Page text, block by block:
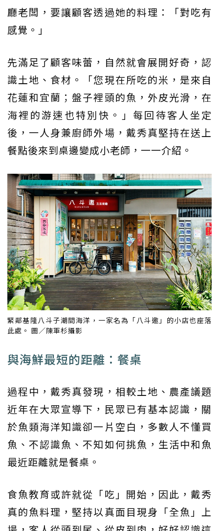
廳老闆，要讓顧客透過她的料理：「對吃有
感覺。」
先滿足了顧客味蕾，自然就會展開好奇，認
識土地、食材。「您現在所吃的米，是來自
花蓮和宜蘭；盤子裡頭的魚，外皮光滑，在
海裡的游速也特別快。」每回待客人坐定
後，一人身兼廚師外場，戴秀真堅持在送上
餐點後來到桌邊變成小老師，一一介紹。
緊鄰基隆八斗子潮間海洋，一家名為「八斗邀」的小店也座落
此處。 圖／陳軍杉攝影
與海鮮最短的距離：餐桌
過程中，戴秀真發現，相較土地、農產議題
近年在大眾宣導下，民眾已有基本認識，關
於魚類海洋知識卻一片空白，多數人不懂買
魚、不認識魚、不知如何挑魚，生活中和魚
最近距離就是餐桌。
食魚教育或許就從「吃」開始，因此，戴秀
真的魚料理，堅持以真面目現身「全魚」上